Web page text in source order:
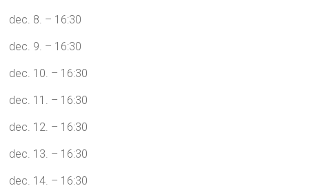
dec. 8. – 16:30
dec. 9. – 16:30
dec. 10. – 16:30
dec. 11. – 16:30
dec. 12. – 16:30
dec. 13. – 16:30
dec. 14. – 16:30